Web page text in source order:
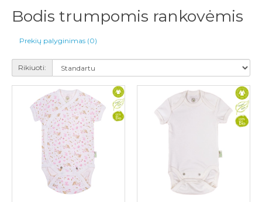
Bodis trumpomis rankovėmis
Prekių palyginimas (0)
Rikiuoti: